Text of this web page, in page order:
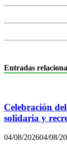
Entradas
Celebración
solidaria y
04/08/202604/08/